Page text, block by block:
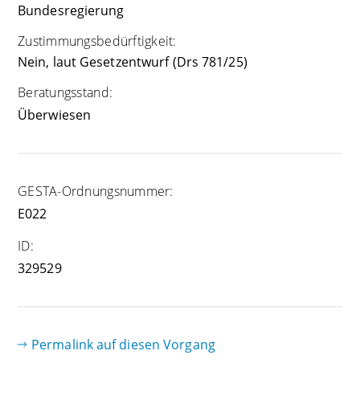
Bundesregierung
Zustimmungsbedürftigkeit:
Nein, laut Gesetzentwurf (Drs 781/25)
Beratungsstand:
Überwiesen
GESTA-Ordnungsnummer:
E022
ID:
329529
Permalink auf diesen Vorgang